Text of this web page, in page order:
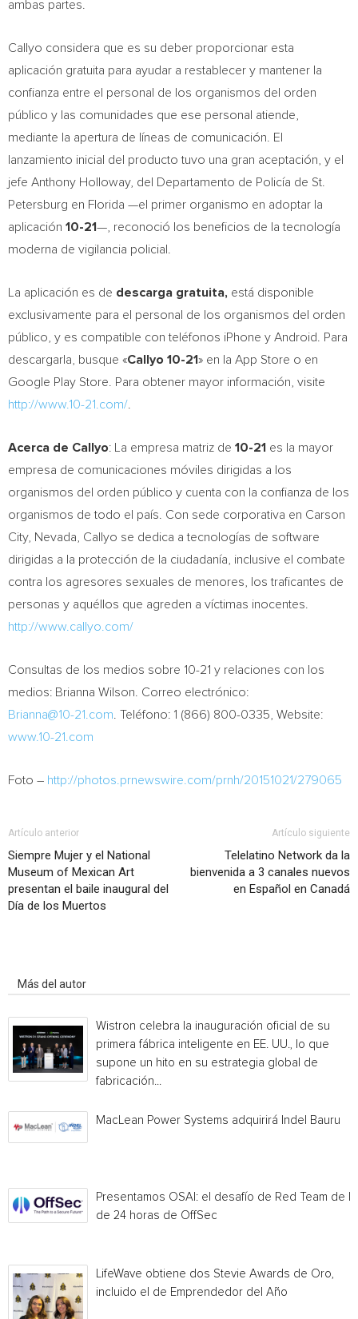
ambas partes.
Callyo considera que es su deber proporcionar esta
aplicación gratuita para ayudar a restablecer y mantener la
confianza entre el personal de los organismos del orden
público y las comunidades que ese personal atiende,
mediante la apertura de líneas de comunicación. El
lanzamiento inicial del producto tuvo una gran aceptación, y el
jefe Anthony Holloway, del Departamento de Policía de St.
Petersburg en Florida —el primer organismo en adoptar la
aplicación 10-21—, reconoció los beneficios de la tecnología
moderna de vigilancia policial.
La aplicación es de descarga gratuita, está disponible
exclusivamente para el personal de los organismos del orden
público, y es compatible con teléfonos iPhone y Android. Para
descargarla, busque «Callyo 10­-21» en la App Store o en
Google Play Store. Para obtener mayor información, visite
http://www.10-21.com/
Acerca de Callyo: La empresa matriz de 10-21 es la mayor
empresa de comunicaciones móviles dirigidas a los
organismos del orden público y cuenta con la confianza de los
organismos de todo el país. Con sede corporativa en Carson
City, Nevada , Callyo se dedica a tecnologías de software
dirigidas a la protección de la ciudadanía, inclusive el combate
contra los agresores sexuales de menores, los traficantes de
personas y aquéllos que agreden a víctimas inocentes.
http://www.callyo.com/
Consultas de los medios sobre 10-21 y relaciones con los
medios: Brianna Wilson . Correo electrónico:
Brianna@10­-21.com . Teléfono: 1 (866) 800­-0335, Website:
www.10-21.com
Foto – http://photos.prnewswire.com/prnh/20151021/279065
Artículo anterior
Siempre Mujer y el National
Museum of Mexican Art
presentan el baile inaugural del
Día de los Muertos
Artículo siguiente
Telelatino Network da la
bienvenida a 3 canales nuevos
en Español en Canadá
Más del autor
Wistron celebra la inauguración oficial de su
primera fábrica inteligente en EE. UU., lo que
supone un hito en su estrategia global de
fabricación...
MacLean Power Systems adquirirá Indel Bauru
Presentamos OSAI: el desafío de Red Team de IA
de 24 horas de OffSec
LifeWave obtiene dos Stevie Awards de Oro,
incluido el de Emprendedor del Año